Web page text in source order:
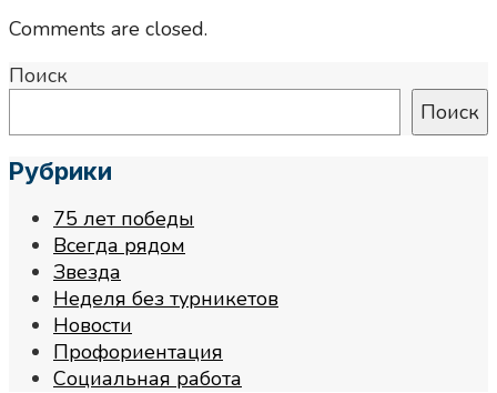
Comments are closed.
Поиск
Поиск
Рубрики
75 лет победы
Всегда рядом
Звезда
Неделя без турникетов
Новости
Профориентация
Социальная работа